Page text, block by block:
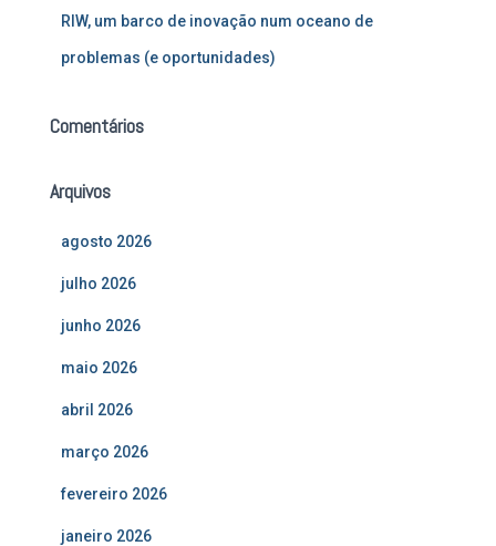
RIW, um barco de inovação num oceano de
problemas (e oportunidades)
Comentários
Arquivos
agosto 2026
julho 2026
junho 2026
maio 2026
abril 2026
março 2026
fevereiro 2026
janeiro 2026